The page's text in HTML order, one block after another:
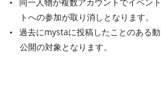
トへの参加が取り消しとなります。
過去にmystaに投稿したことのある
公開の対象となります。